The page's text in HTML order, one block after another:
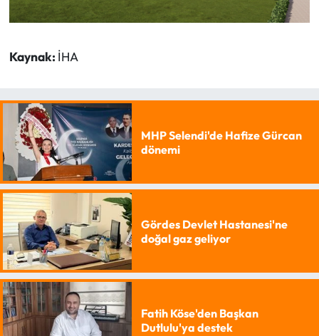
Kaynak: İHA
MHP Selendi'de Hafize Gürcan
dönemi
Gördes Devlet Hastanesi'ne
doğal gaz geliyor
Fatih Köse'den Başkan
Dutlulu'ya destek